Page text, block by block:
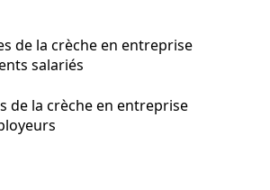
de la crèche en entreprise
salariés
de la crèche en entreprise